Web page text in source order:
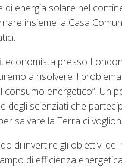
energia solare nel
insieme la Casa
, economista presso
a risolvere il
energetico”.
degli scienziati che
salvare la Terra ci
di invertire gli obiettivi
di efficienza